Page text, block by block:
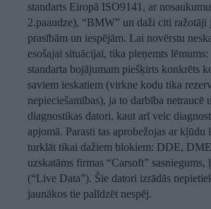
standarts Eiropā ISO9141, ar
2.paaudze), “BMW” un daži citi ražotāji
prasībām un iespējām. Lai novērstu
esošajai situācijai, tika pieņemts
standarta bojājumam piešķirts konkrēts
saviem ieskatiem (virkne kodu tika
nepieciešamības), ja to darbība
diagnostikas datori, kaut arī veic
apjomā. Parasti tas aprobežojas ar kļūdu
turklāt tikai dažiem blokiem: DDE,
uzskatāms firmas “Carsoft”
(“Live Data”). Šie datori izrādās
jaunākos tie palīdzēt nespēj.